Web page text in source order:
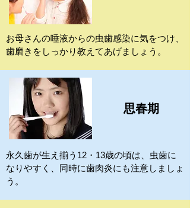
お母さんの唾液からの虫歯感染に気をつけ、
歯磨きをしっかり教えてあげましょう。
思春期
永久歯が生え揃う12・13歳の頃は、虫歯に
なりやすく、同時に歯肉炎にも注意しましょ
う。